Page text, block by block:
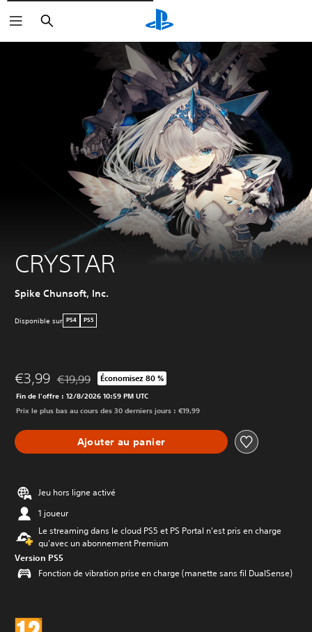
Rechercher
CRYSTAR
Spike Chunsoft, Inc.
Disponible sur PS4 PS5
€3,99 Remise par rapport au prix d'origine de €19,99
€19,99 Économisez 80 %
Fin de l'offre : 12/8/2026 10:59 PM UTC
Prix le plus bas au cours des 30 derniers jours : €19,99
Ajouter au panier
Jeu hors ligne activé
1 joueur
Le streaming dans le cloud PS5 et PS Portal n'est pris en charge
qu'avec un abonnement Premium
Version PS5
Fonction de vibration prise en charge (manette sans fil DualSense)